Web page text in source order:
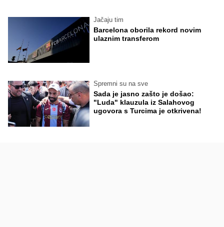
Jačaju tim
Barcelona oborila rekord novim
ulaznim transferom
Spremni su na sve
Sada je jasno zašto je došao:
"Luda" klauzula iz Salahovog
ugovora s Turcima je otkrivena!